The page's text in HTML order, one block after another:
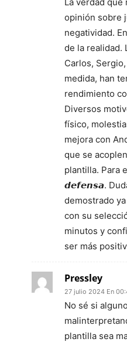
opinión sobre
negatividad.
de la realidad.
Carlos,
medida, han
rendimiento
Diversos
físico,
mejora con
que se
plantilla. Para
𝙙𝙚𝙛𝙚𝙣𝙨𝙖.
demostrado
con su
minutos y
ser más
Pressley
27 julio 2024 En
No sé si
plantilla sea